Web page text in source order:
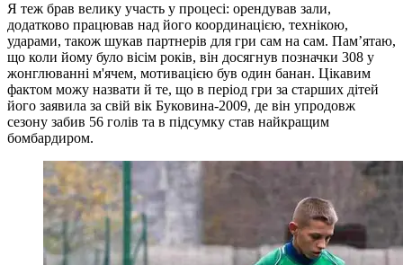
Я теж брав велику участь у процесі: орендував зали,
додатково працював над його координацією, технікою,
ударами, також шукав партнерів для гри сам на сам. Пам’ятаю,
що коли йому було вісім років, він досягнув позначки 308 у
жонглюванні м'ячем, мотивацією був один банан. Цікавим
фактом можу назвати й те, що в період гри за старших дітей
його заявила за свій вік Буковина-2009, де він упродовж
сезону забив 56 голів та в підсумку став найкращим
бомбардиром.